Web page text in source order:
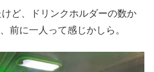
ど、ドリンクホルダーの数か
前に一人って感じかしら。